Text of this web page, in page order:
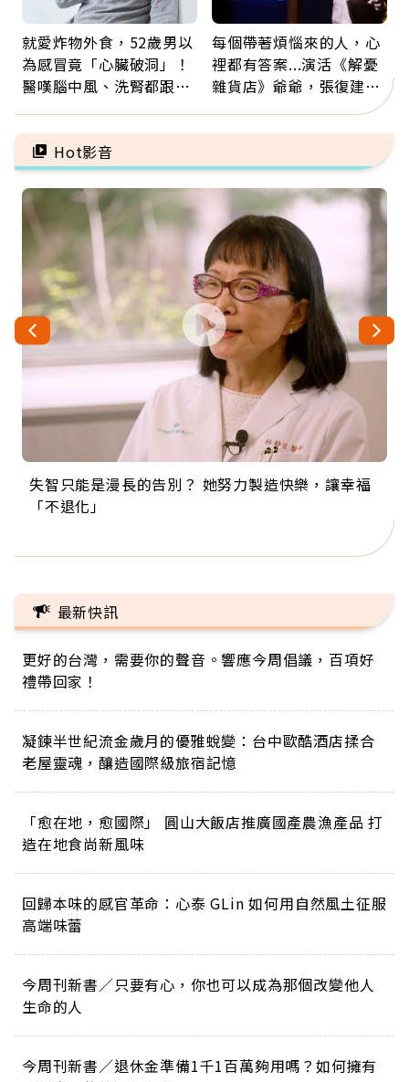
就愛炸物外食，52歲男以
為感冒竟「心臟破洞」！
醫嘆腦中風、洗腎都跟它
救
每個帶著煩惱來的人，心
裡都有答案...演活《解憂
雜貨店》爺爺，張復建：
放下執著不是認輸，而是
善待自己
Hot影音
失智只能是漫長的告別？ 她努力製造快樂，讓幸福
「不退化」
來自剛果的巧克力神父 為台灣奉獻36年 「台灣是我
的家，我連作夢都講台語！」
63歲卸矽谷副總、搬回台灣找快樂！「蛋黃哥小
丑」走進安養院，逗樂上萬爺奶：退休後才開始真
104歲打破金氏世界紀錄 成為全球最年長羽球選
手，分享長壽的秘密原來是「這個」
事業巔峰他選擇追夢…黑手阿伯拉小提琴還登上小
巨蛋！連CNN都大讚！
最新快訊
更好的台灣，需要你的聲音。響應今周倡議，百項好
禮帶回家！
凝鍊半世紀流金歲月的優雅蛻變：台中歐酷酒店揉合
老屋靈魂，釀造國際級旅宿記憶
「愈在地，愈國際」 圓山大飯店推廣國產農漁產品 打
造在地食尚新風味
回歸本味的感官革命：心泰 GLin 如何用自然風土征服
高端味蕾
今周刊新書／只要有心，你也可以成為那個改變他人
生命的人
今周刊新書／退休金準備1千1百萬夠用嗎？如何擁有